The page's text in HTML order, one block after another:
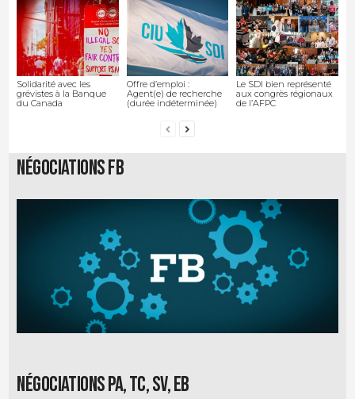
Solidarité avec les
grévistes à la Banque
du Canada
Offre d’emploi :
Agent(e) de recherche
(durée indéterminée)
Le SDI bien représenté
aux congrès régionaux
de l’AFPC
Négociations FB
Négociations PA, TC, SV, EB